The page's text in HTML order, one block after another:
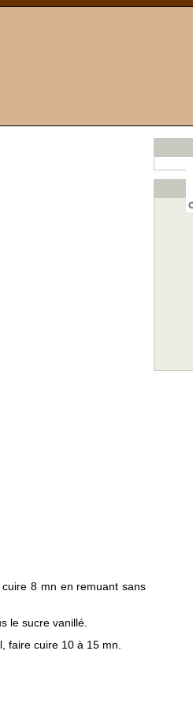
8 mn en remuant sans
le sucre vanillé.
faire cuire 10 à 15 mn.